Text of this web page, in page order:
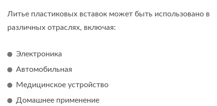
Литье пластиковых вставок может быть использовано в
различных отраслях, включая:
Электроника
Автомобильная
Медицинское устройство
Домашнее применение